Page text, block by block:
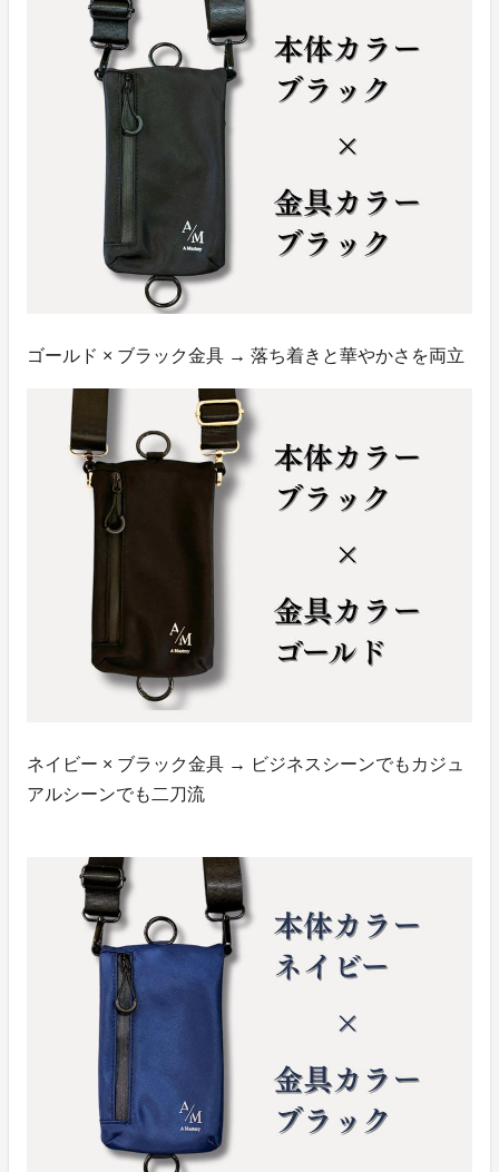
ゴールド × ブラック金具 → 落ち着きと華やかさを両立
ネイビー × ブラック金具 → ビジネスシーンでもカジュ
アルシーンでも二刀流